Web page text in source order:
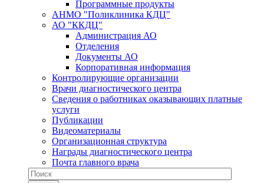
Программные продукты
АНМО "Поликлиника КДЦ"
АО "ККДЦ"
Администрация АО
Отделения
Документы АО
Корпоративная информация
Контролирующие организации
Врачи диагностического центра
Сведения о работниках оказывающих платные
услуги
Публикации
Видеоматериалы
Организационная структура
Награды диагностического центра
Почта главного врача